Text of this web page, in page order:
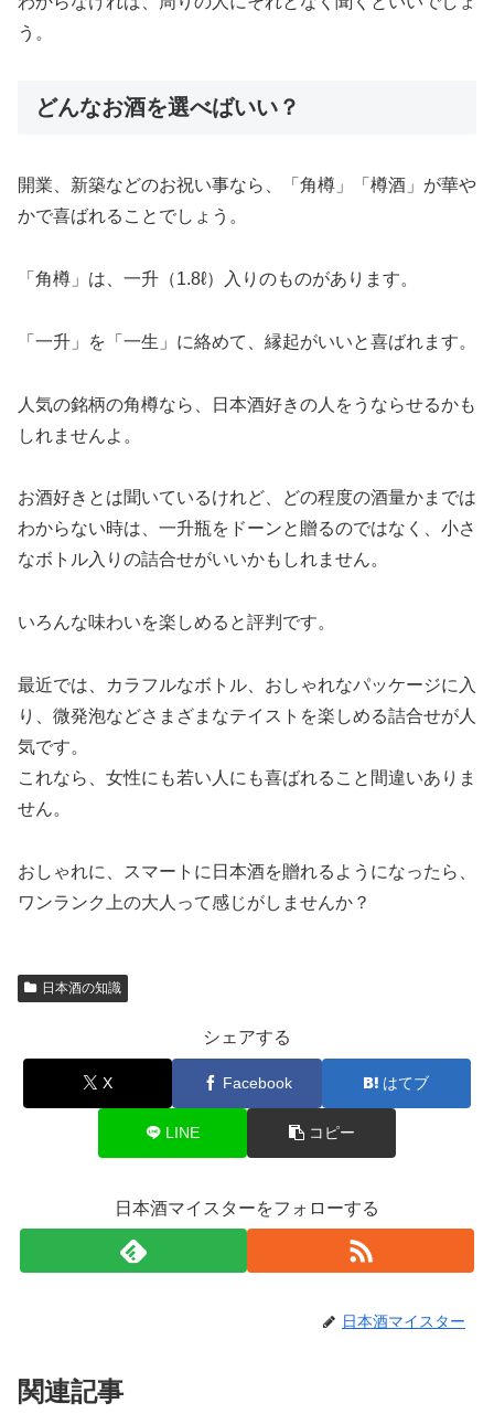
う。
どんなお酒を選べばいい？
開業、新築などのお祝い事なら、「角樽」「樽酒」が華や
かで喜ばれることでしょう。
「角樽」は、一升（1.8ℓ）入りのものがあります。
「一升」を「一生」に絡めて、縁起がいいと喜ばれます。
人気の銘柄の角樽なら、日本酒好きの人をうならせるかも
しれませんよ。
お酒好きとは聞いているけれど、どの程度の酒量かまでは
わからない時は、一升瓶をドーンと贈るのではなく、小さ
なボトル入りの詰合せがいいかもしれません。
いろんな味わいを楽しめると評判です。
最近では、カラフルなボトル、おしゃれなパッケージに入
り、微発泡などさまざまなテイストを楽しめる詰合せが人
気です。
これなら、女性にも若い人にも喜ばれること間違いありま
せん。
おしゃれに、スマートに日本酒を贈れるようになったら、
ワンランク上の大人って感じがしませんか？
日本酒の知識
シェアする
X Facebook はてブ
LINE コピー
日本酒マイスターをフォローする
日本酒マイスター
関連記事